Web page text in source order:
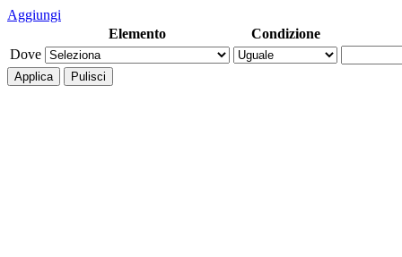
Aggiungi
Dove
Elemento Condizione